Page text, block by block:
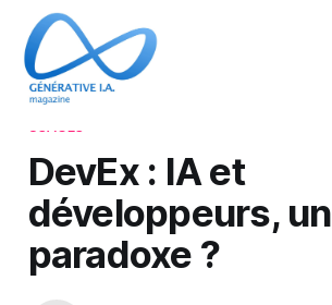
DevEx : IA et
développeurs, un
paradoxe ?